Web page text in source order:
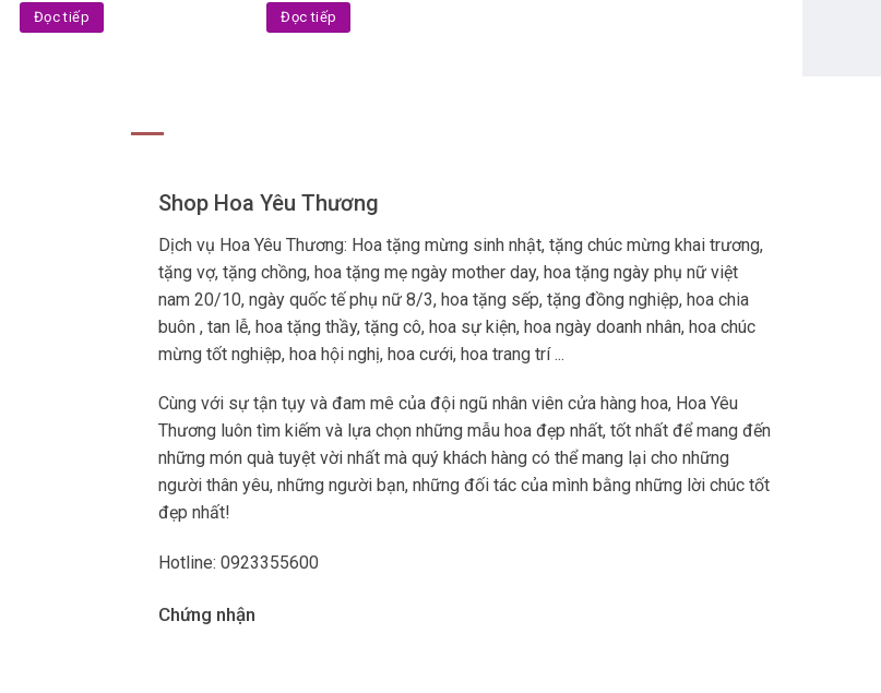
Đọc tiếp Đọc tiếp
Shop Hoa Yêu Thương
Dịch vụ Hoa Yêu Thương: Hoa tặng mừng sinh nhật, tặng chúc mừng khai trương,
tặng vợ, tặng chồng, hoa tặng mẹ ngày mother day, hoa tặng ngày phụ nữ việt
nam 20/10, ngày quốc tế phụ nữ 8/3, hoa tặng sếp, tặng đồng nghiệp, hoa chia
buôn , tan lễ, hoa tặng thầy, tặng cô, hoa sự kiện, hoa ngày doanh nhân, hoa chúc
mừng tốt nghiệp, hoa hội nghị, hoa cưới, hoa trang trí ...
Cùng với sự tận tụy và đam mê của đội ngũ nhân viên cửa hàng hoa, Hoa Yêu
Thương luôn tìm kiếm và lựa chọn những mẫu hoa đẹp nhất, tốt nhất để mang đến
những món quà tuyệt vời nhất mà quý khách hàng có thể mang lại cho những
người thân yêu, những người bạn, những đối tác của mình bằng những lời chúc tốt
đẹp nhất!
Hotline: 0923355600
Chứng nhận